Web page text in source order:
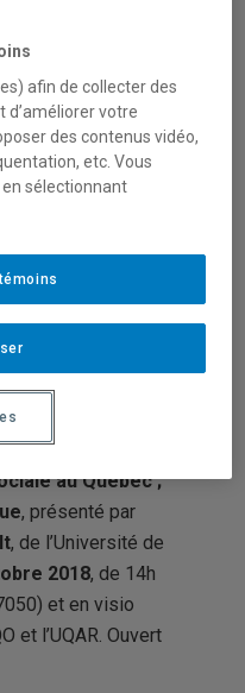
au Québec ;
, présenté par
, de l’Université de
2018, de 14h
et en visio
et l’UQAR. Ouvert
afin de collecter des
votre
des contenus vidéo,
etc. Vous
sélectionnant